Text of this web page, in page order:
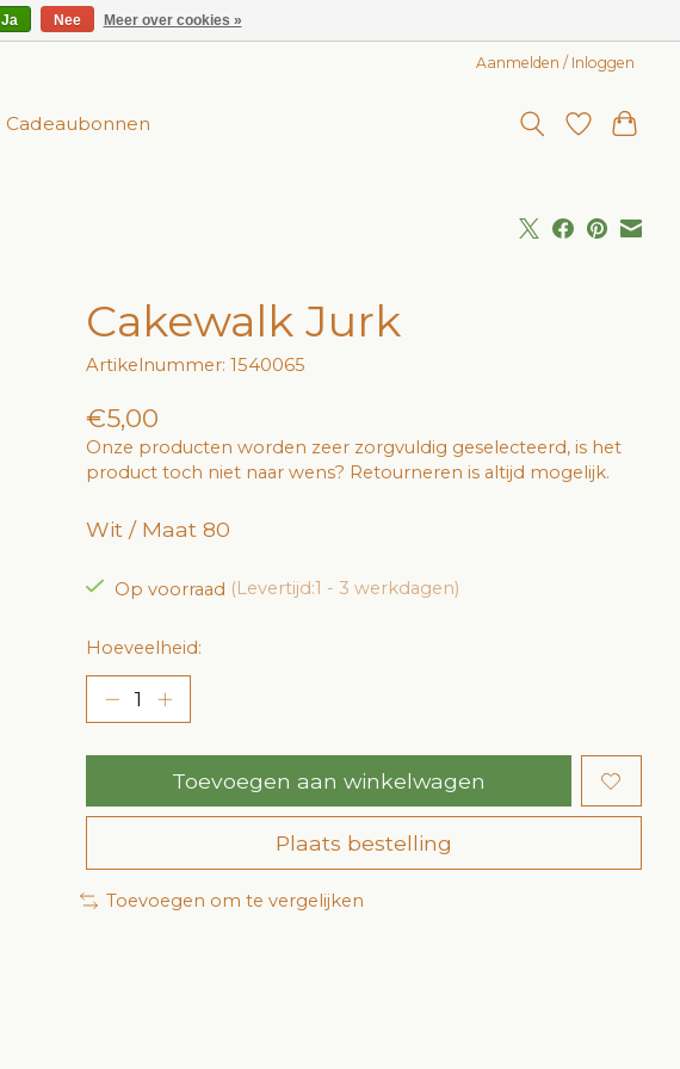
Aanmelden / Inloggen
Cadeaubonnen
Cakewalk Jurk
Artikelnummer: 1540065
€5,00
Onze producten worden zeer zorgvuldig geselecteerd, is het
product toch niet naar wens? Retourneren is altijd mogelijk.
Wit / Maat 80
Op voorraad (Levertijd:1 - 3 werkdagen)
Hoeveelheid:
Toevoegen aan winkelwagen
Plaats bestelling
Toevoegen om te vergelijken
Ja Nee Meer over cookies »